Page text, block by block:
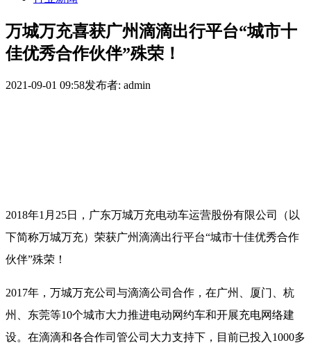
万城万充喜获广州滴滴出行平台“城市十
佳优秀合作伙伴”殊荣！
2021-09-01 09:58发布者: admin
2018年1月25日，广东万城万充电动车运营股份有限公司（以
下简称万城万充）荣获广州滴滴出行平台“城市十佳优秀合作
伙伴”殊荣！
2017年，万城万充公司与滴滴公司合作，在广州、厦门、杭
州、东莞等10个城市大力推进电动网约车和开展充电网络建
设。在滴滴和各合作司管公司大力支持下，目前已投入1000多